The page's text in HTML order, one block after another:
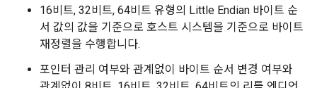
16비트, 32비트, 64비트 유형의 Little Endian 바이트 순
서 값의 값을 기준으로 호스트 시스템을 기준으로 바이트
재정렬을 수행합니다.
포인터 관리 여부와 관계없이 바이트 순서 변경 여부와